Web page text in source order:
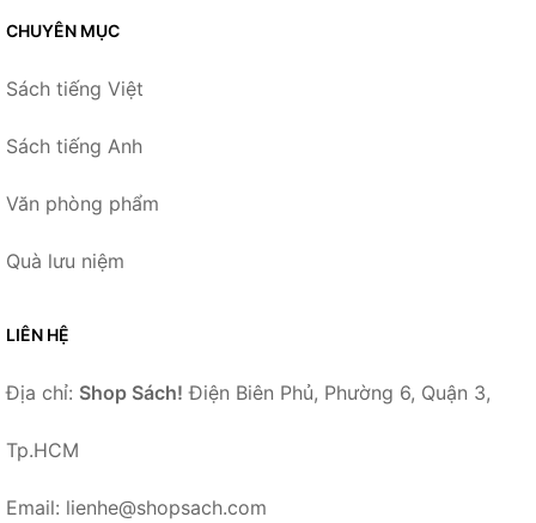
CHUYÊN MỤC
Sách tiếng Việt
Sách tiếng Anh
Văn phòng phẩm
Quà lưu niệm
LIÊN HỆ
Địa chỉ: Shop Sách! Điện Biên Phủ, Phường 6, Quận 3,
Tp.HCM
Email: lienhe@shopsach.com